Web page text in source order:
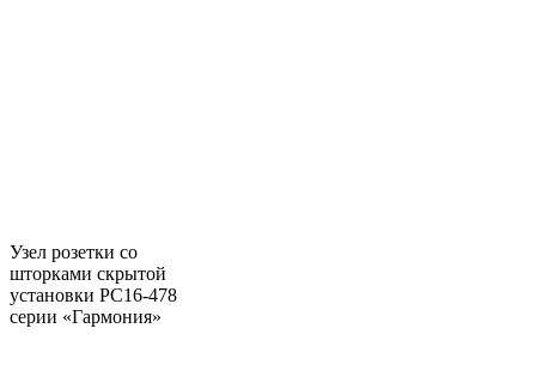
Узел розетки со
шторками скрытой
установки РС16-478
серии «Гармония»